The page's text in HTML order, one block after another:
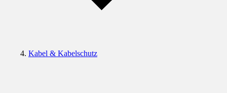
Kabel & Kabelschutz